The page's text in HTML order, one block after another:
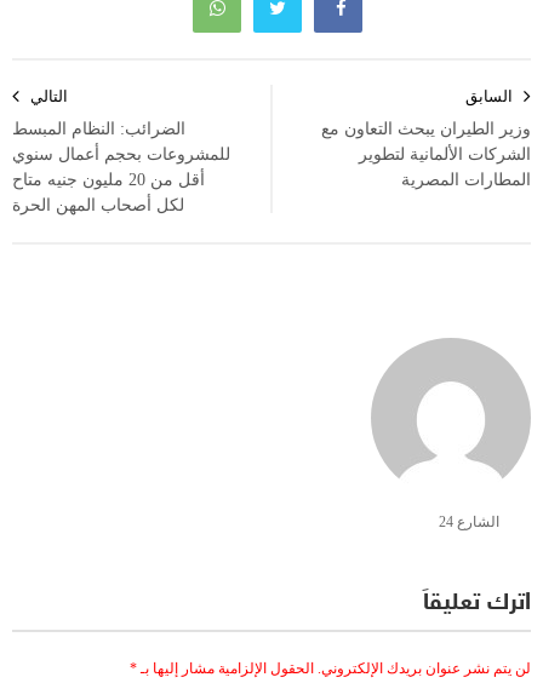
المقالات
السابق
وزير الطيران يبحث التعاون مع
الشركات الألمانية لتطوير
المطارات المصرية
التالي
الضرائب: النظام المبسط
للمشروعات بحجم أعمال سنوي
أقل من 20 مليون جنيه متاح
لكل أصحاب المهن الحرة
الشارع 24
اترك تعليقاً
لن يتم نشر عنوان بريدك الإلكتروني. الحقول الإلزامية مشار إليها بـ*